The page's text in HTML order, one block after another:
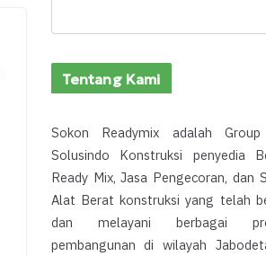
Tentang Kami
Sokon Readymix adalah Group
Solusindo Konstruksi penyedia
Ready Mix, Jasa Pengecoran, dan
Alat Berat konstruksi yang telah
dan melayani berbagai
pembangunan di wilayah